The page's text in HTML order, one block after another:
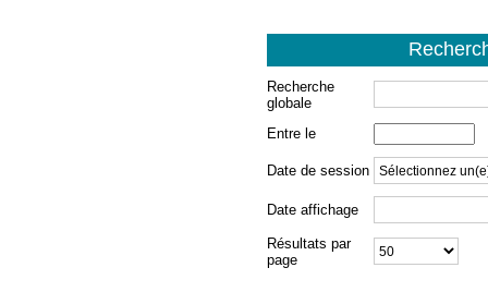
Recherche
globale
Entre le
Date de session
Date affichage
Résultats par
page